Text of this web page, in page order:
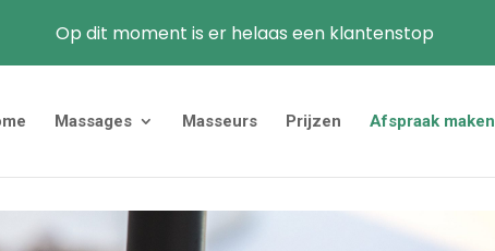
Massages Masseurs Prijzen Afspraak maken
Op dit moment is er helaas een klantenstop